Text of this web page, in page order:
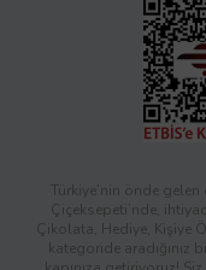
Türkiye’nin önde
Çiçeksepeti’nde,
Çikolata, Hediye, Kişiye
kategoride aradığınız